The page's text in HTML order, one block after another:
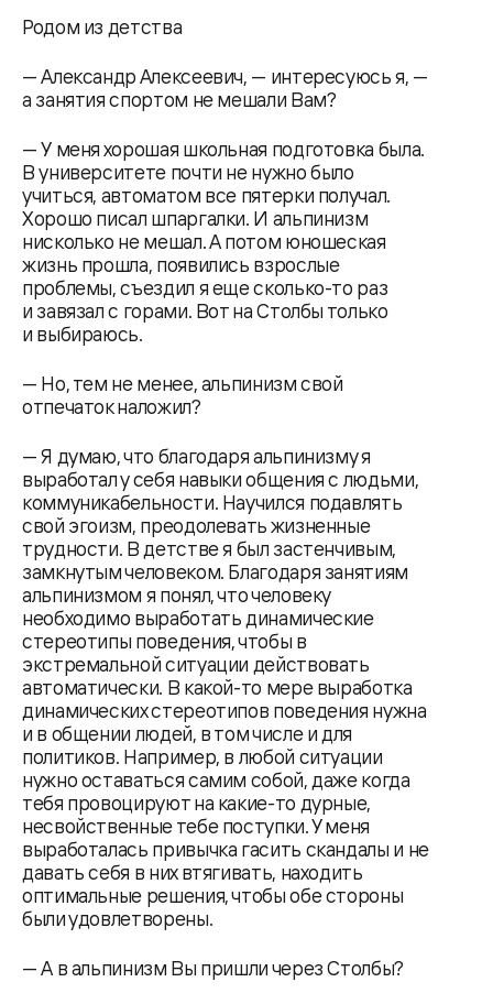
Родом из детства
— Александр Алексеевич, — интересуюсь я, —
а занятия спортом не мешали Вам?
— У меня хорошая школьная подготовка была.
В университете почти не нужно было
учиться, автоматом все пятерки получал.
Хорошо писал шпаргалки. И альпинизм
нисколько не мешал. А потом юношеская
жизнь прошла, появились взрослые
проблемы, съездил я еще сколько-то раз
и завязал с горами. Вот на Столбы только
и выбираюсь.
— Но, тем не менее, альпинизм свой
отпечаток наложил?
— Я думаю, что благодаря альпинизму я
выработал у себя навыки общения с людьми,
коммуникабельности. Научился подавлять
свой эгоизм, преодолевать жизненные
трудности. В детстве я был застенчивым,
замкнутым человеком. Благодаря занятиям
альпинизмом я понял, что человеку
необходимо выработать динамические
стереотипы поведения, чтобы в
экстремальной ситуации действовать
автоматически. В какой-то мере выработка
динамических стереотипов поведения нужна
и в общении людей, в том числе и для
политиков. Например, в любой ситуации
нужно оставаться самим собой, даже когда
тебя провоцируют на какие-то дурные,
несвойственные тебе поступки. У меня
выработалась привычка гасить скандалы и не
давать себя в них втягивать, находить
оптимальные решения, чтобы обе стороны
были удовлетворены.
— А в альпинизм Вы пришли через Столбы?